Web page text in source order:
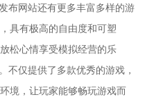
布网站还有更多丰富多样的游
具有极高的自由度和可塑
松心情享受模拟经营的乐
不仅提供了多款优秀的游戏，
境，让玩家能够畅玩游戏而